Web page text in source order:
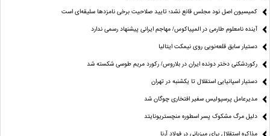
کمیسیون اصل نود مجلس قانع نشد؛ تایید صلاحیت برخی نامزدها سلیقه‌ای است
آینده نامعلوم طارمی در المپیاکوس/ مهاجم ایرانی پیشنهاد رسمی ندارد
دستیار سابق قلعه‌نویی روی نیمکت ایتالیا
رکوردشکنی دختر دونده ایران در بلاروس/ رکورد مریم طوسی شکسته شد
دستیار اسپانیایی استقلال تا یکشنبه در تهران
مدیرعامل پرسپولیس سفیر افتخاری چوگان شد
دلیل مرگ مشکوک پسر اسطوره منچستریونایتد
مذاکره استقلال برای میزبانی در فولاد آرنا